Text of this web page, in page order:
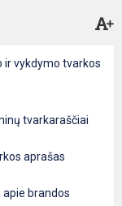
vykdymo tvarkos
tvarkaraščiai
aprašas
brandos